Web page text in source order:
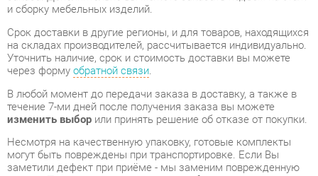
через формуобратной связи.
В любой момент до передачи заказа в доставку, а также в
течение 7-ми дней после получения заказа вы можете
изменить выборили принять решение об отказе от покупки.
Несмотря на качественную упаковку, готовые комплекты
могут быть повреждены при транспортировке. Если Вы
заметили дефект при приёме - мы заменим поврежденную
деталь.Повторная доставкатовара -бесплатна.
На всю мебель категории Готовые комплекты
распространяетсягарантия 1 год, а на некоторые модели – 2
года с момента приобретения.